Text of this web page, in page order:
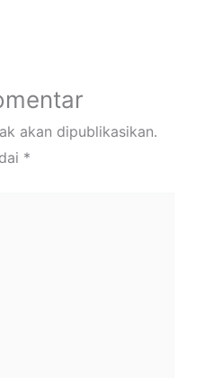
akan dipublikasikan.
*